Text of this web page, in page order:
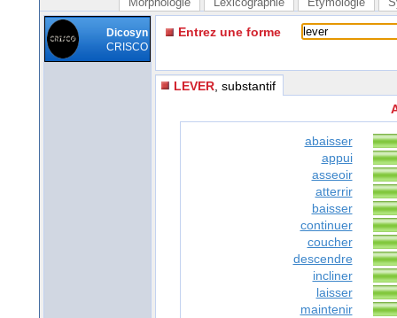
Dicosyn
CRISCO
Entrez une forme
LEVER , substantif
abaisser
appui
asseoir
atterrir
baisser
continuer
coucher
descendre
incliner
laisser
maintenir